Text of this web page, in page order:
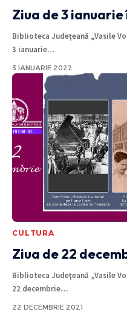
Ziua de 3
Biblioteca Judeţeană „Vasile
3 ianuarie…
3 IANUARIE 2022
CULTURA
Ziua de 22
Biblioteca Judeţeană „Vasile
22 decembrie…
22 DECEMBRIE 2021